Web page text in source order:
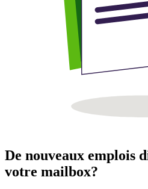
De nouveaux emplois
votre mailbox?